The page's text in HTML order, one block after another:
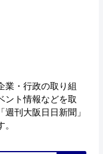
業・行政の取り組
ント情報などを取
刊大阪日日新聞」